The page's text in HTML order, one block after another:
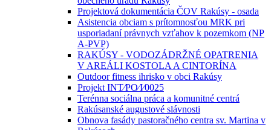
Projektová dokumentácia ČOV Rakúsy - osada
Asistencia obciam s prítomnosťou MRK pri
usporiadaní právnych vzťahov k pozemkom (NP
A-PVP)
RAKÚSY - VODOZÁDRŽNÉ OPATRENIA
V AREÁLI KOSTOLA A CINTORÍNA
Outdoor fitness ihrisko v obci Rakúsy
Projekt INT⁄PO⁄I⁄0025
Terénna sociálna práca a komunitné centrá
Rakúsanské augustové slávnosti
Obnova fasády pastoračného centra sv. Martina v